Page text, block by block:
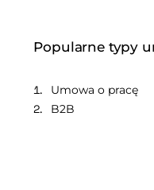
Popularne typy
Umowa o pracę
B2B